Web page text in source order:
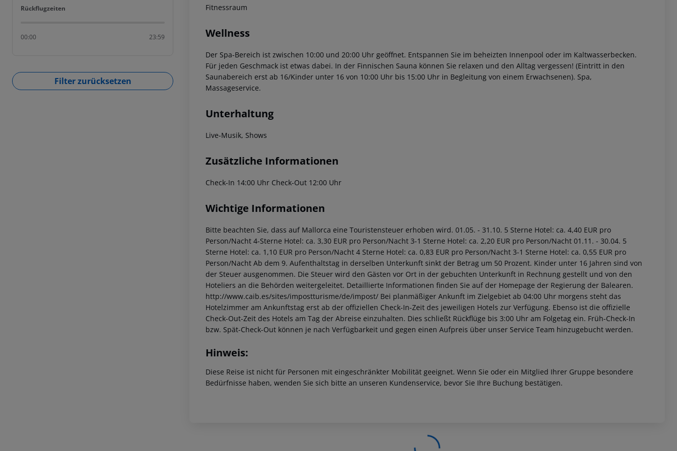
Rückflugzeiten
Rückflugzeiten
00:00 23:59
Filter zurücksetzen
Fitnessraum
Wellness
Der Spa-Bereich ist zwischen 10:00 und 20:00 Uhr geöffnet. Entspannen Sie im beheizten Innenpool oder im Kaltwasserbecken.
Für jeden Geschmack ist etwas dabei. In der Finnischen Sauna können Sie relaxen und den Alltag vergessen! (Eintritt in den
Saunabereich erst ab 16/Kinder unter 16 von 10:00 Uhr bis 15:00 Uhr in Begleitung von einem Erwachsenen). Spa,
Massageservice.
Unterhaltung
Live-Musik, Shows
Zusätzliche Informationen
Check-In 14:00 Uhr Check-Out 12:00 Uhr
Wichtige Informationen
Bitte beachten Sie, dass auf Mallorca eine Touristensteuer erhoben wird. 01.05. - 31.10. 5 Sterne Hotel: ca. 4,40 EUR pro
Person/Nacht 4-Sterne Hotel: ca. 3,30 EUR pro Person/Nacht 3-1 Sterne Hotel: ca. 2,20 EUR pro Person/Nacht 01.11. - 30.04. 5
Sterne Hotel: ca. 1,10 EUR pro Person/Nacht 4 Sterne Hotel: ca. 0,83 EUR pro Person/Nacht 3-1 Sterne Hotel: ca. 0,55 EUR pro
Person/Nacht Ab dem 9. Aufenthaltstag in derselben Unterkunft sinkt der Betrag um 50 Prozent. Kinder unter 16 Jahren sind von
der Steuer ausgenommen. Die Steuer wird den Gästen vor Ort in der gebuchten Unterkunft in Rechnung gestellt und von den
Hoteliers an die Behörden weitergeleitet. Detaillierte Informationen finden Sie auf der Homepage der Regierung der Balearen.
http://www.caib.es/sites/impostturisme/de/impost/ Bei planmäßiger Ankunft im Zielgebiet ab 04:00 Uhr morgens steht das
Hotelzimmer am Ankunftstag erst ab der offiziellen Check-In-Zeit des jeweiligen Hotels zur Verfügung. Ebenso ist die offizielle
Check-Out-Zeit des Hotels am Tag der Abreise einzuhalten. Dies schließt Rückflüge bis 3:00 Uhr am Folgetag ein. Früh-Check-In
bzw. Spät-Check-Out können je nach Verfügbarkeit und gegen einen Aufpreis über unser Service Team hinzugebucht werden.
Hinweis:
Diese Reise ist nicht für Personen mit eingeschränkter Mobilität geeignet. Wenn Sie oder ein Mitglied Ihrer Gruppe besondere
Bedürfnisse haben, wenden Sie sich bitte an unseren Kundenservice, bevor Sie Ihre Buchung bestätigen.